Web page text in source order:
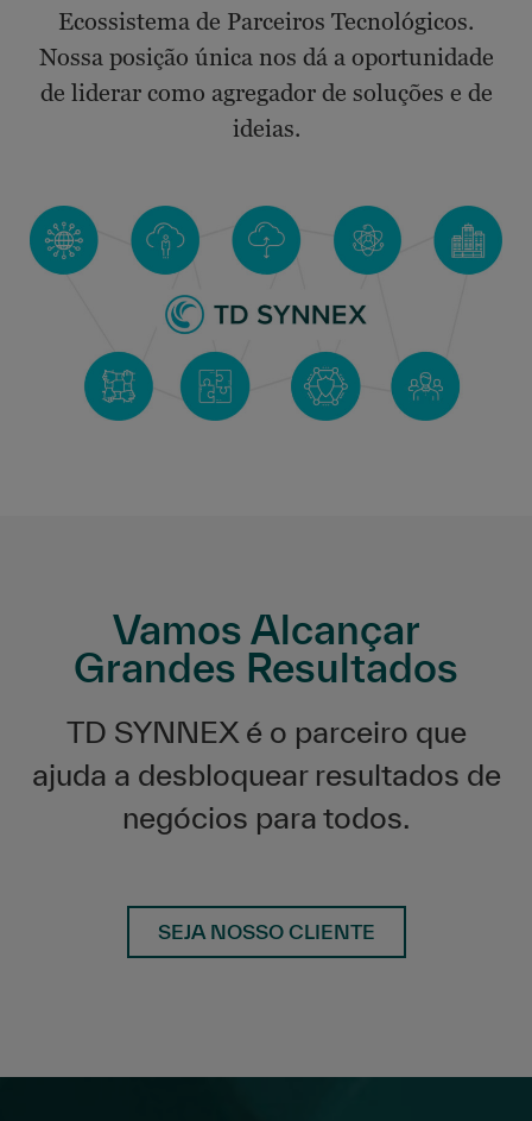
Ecossistema de Parceiros Tecnológicos.
Nossa posição única nos dá a oportunidade
de liderar como agregador de soluções e de
ideias.
Vamos Alcançar
Grandes Resultados
TD SYNNEX é o parceiro que
ajuda a desbloquear resultados de
negócios para todos.
SEJA NOSSO CLIENTE